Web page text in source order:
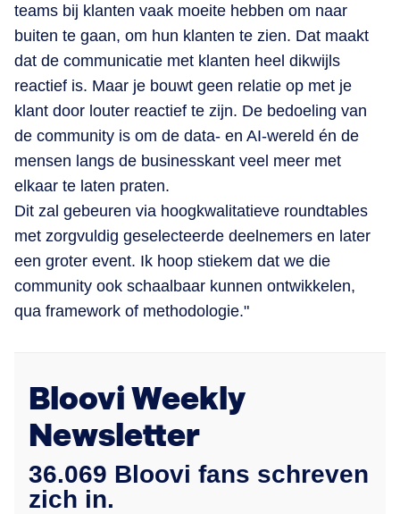
teams bij klanten vaak moeite hebben om naar
buiten te gaan, om hun klanten te zien. Dat maakt
dat de communicatie met klanten heel dikwijls
reactief is. Maar je bouwt geen relatie op met je
klant door louter reactief te zijn. De bedoeling van
de community is om de data- en AI-wereld én de
mensen langs de businesskant veel meer met
elkaar te laten praten.
Dit zal gebeuren via hoogkwalitatieve roundtables
met zorgvuldig geselecteerde deelnemers en later
een groter event. Ik hoop stiekem dat we die
community ook schaalbaar kunnen ontwikkelen,
qua framework of methodologie."
Bloovi Weekly
Newsletter
36.069 Bloovi fans schreven
zich in.